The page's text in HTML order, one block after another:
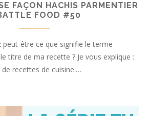
FAÇON HACHIS PARMENTIER
FOOD #50
peut-être ce que signifie le terme
titre de ma recette ? Je vous explique :
de recettes de cuisine.…